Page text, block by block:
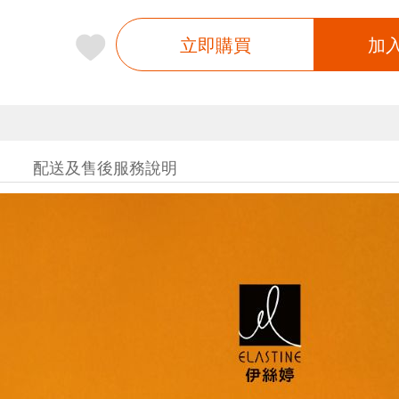
立即購買 加
配送及售後服務說明